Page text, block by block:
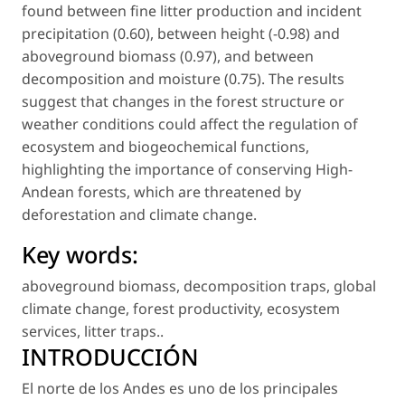
found between fine litter production and incident
precipitation (0.60), between height (-0.98) and
aboveground biomass (0.97), and between
decomposition and moisture (0.75). The results
suggest that changes in the forest structure or
weather conditions could affect the regulation of
ecosystem and biogeochemical functions,
highlighting the importance of conserving High-
Andean forests, which are threatened by
deforestation and climate change.
Key words:
aboveground biomass, decomposition traps, global
climate change, forest productivity, ecosystem
services, litter traps..
INTRODUCCIÓN
El norte de los Andes es uno de los principales